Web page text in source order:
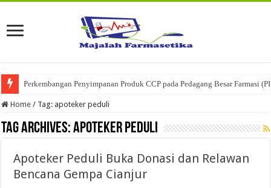
Perkembangan Penyimpanan Produk CCP pada Pedagang Besar Farmasi
Home / Tag: apoteker peduli
Tag Archives:apoteker peduli
Apoteker Peduli Buka Donasi dan Relawan
Bencana Gempa Cianjur